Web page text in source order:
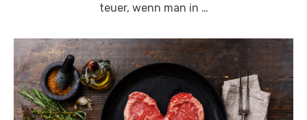
teuer, wenn man in …